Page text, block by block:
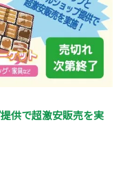
供で超激安販売を実